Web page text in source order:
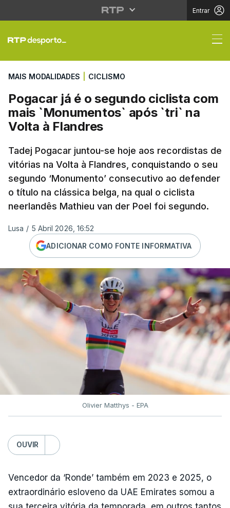
Entrar
Pogacar já é o
MAIS MODALIDADES CICLISMO
Pogacar já é o segundo ciclista com
mais `Monumentos` após `tri` na
Volta à Flandres
Tadej Pogacar juntou-se hoje aos recordistas de
vitórias na Volta à Flandres, conquistando o seu
segundo ‘Monumento’ consecutivo ao defender
o título na clássica belga, na qual o ciclista
neerlandês Mathieu van der Poel foi segundo.
Lusa / 5 Abril 2026, 16:52
ADICIONAR COMO FONTE INFORMATIVA
Olivier Matthys - EPA
OUVIR
Vencedor da ‘Ronde’ também em 2023 e 2025, o
extraordinário esloveno da UAE Emirates somou a